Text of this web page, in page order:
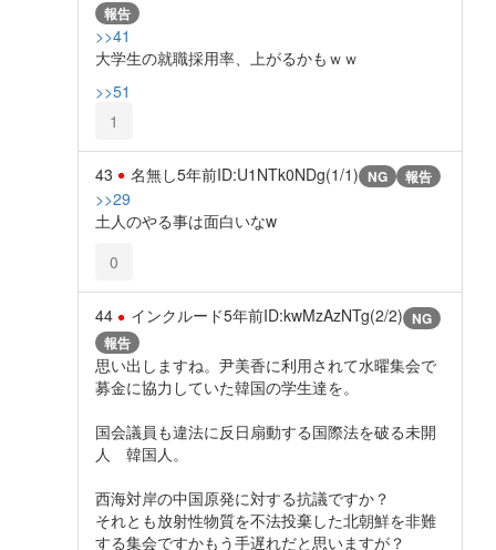
報告
>>41
大学生の就職採用率、上がるかもｗｗ
>>51
1
43 名無し5年前ID:U1NTk0NDg(1/1) NG 報告
>>29
土人のやる事は面白いなw
0
44 インクルード5年前ID:kwMzAzNTg(2/2) NG
報告
思い出しますね。尹美香に利用されて水曜集会で
募金に協力していた韓国の学生達を。
国会議員も違法に反日扇動する国際法を破る未開
人 韓国人。
西海対岸の中国原発に対する抗議ですか？
それとも放射性物質を不法投棄した北朝鮮を非難
する集会ですかもう手遅れだと思いますが？